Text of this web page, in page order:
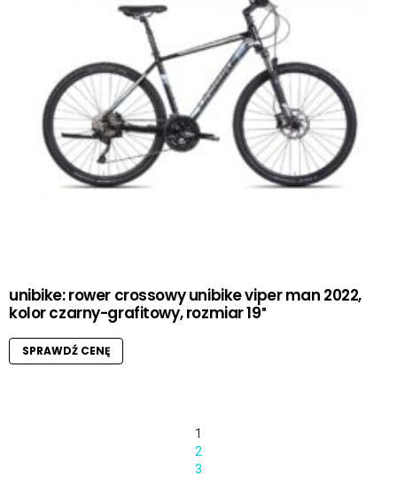
unibike: rower crossowy unibike viper man 2022,
kolor czarny-grafitowy, rozmiar 19″
SPRAWDŹ CENĘ
1
2
3